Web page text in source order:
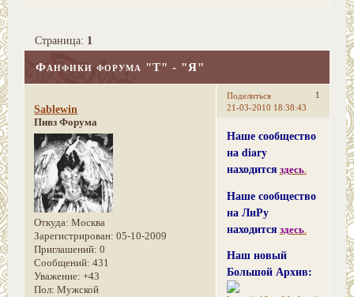
Фанфики форума "Т" - "Я"
Страница: 1
Поделиться
1
21-03-2010 18:38:43
Sablewin
Пивз Форума
Откуда: Москва
Зарегистрирован: 05-10-2009
Приглашений: 0
Сообщений: 431
Уважение: +43
Пол: Мужской
Наше сообщество
на diary
находится здесь.
Наше сообщество
на ЛиРу
находится здесь.
Наш новый
Большой Архив: